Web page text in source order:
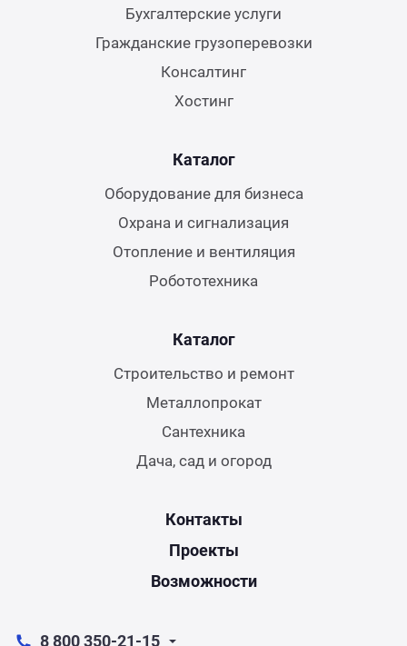
Бухгалтерские услуги
Гражданские грузоперевозки
Консалтинг
Хостинг
Каталог
Оборудование для бизнеса
Охрана и сигнализация
Отопление и вентиляция
Робототехника
Каталог
Строительство и ремонт
Металлопрокат
Сантехника
Дача, сад и огород
Контакты
Проекты
Возможности
8 800 350-21-15